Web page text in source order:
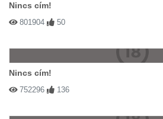
Nincs cím!
801904 50
Nincs cím!
752296 136